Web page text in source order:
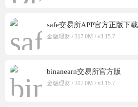
safe交易所APP官方正版下载
金融理财 / 317.0M / v3.15.7
binanearn交易所官方版
金融理财 / 317.0M / v3.15.7